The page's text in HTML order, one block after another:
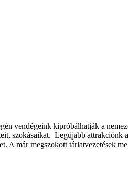
vendégeink kipróbálhatják a
szokásaikat. Legújabb attrakciónk
A már megszokott tárlatvezetések